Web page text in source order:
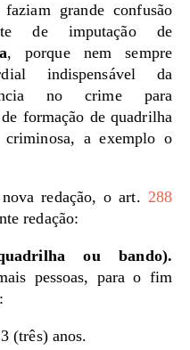
grande confusão
de imputação de
, porque nem sempre
indispensável da
no crime para
formação de quadrilha
criminosa, a exemplo o
redação, o art. 288
redação:
ou bando).
pessoas, para o fim
(três) anos.